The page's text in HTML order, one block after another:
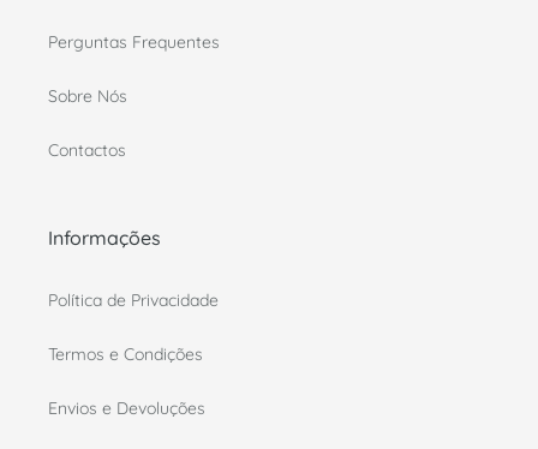
Perguntas Frequentes
Sobre Nós
Contactos
Informações
Política de Privacidade
Termos e Condições
Envios e Devoluções